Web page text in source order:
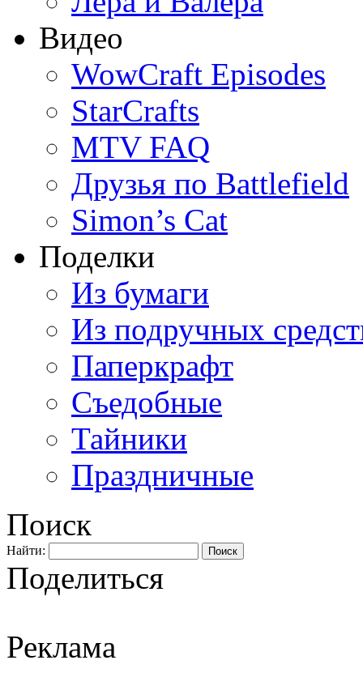
Видео
WowCraft Episodes
StarCrafts
MTV FAQ
Друзья по Battlefield
Simon’s Cat
Поделки
Из бумаги
Из подручных
Паперкрафт
Съедобные
Тайники
Праздничные
Поиск
Найти:
Поделиться
Реклама